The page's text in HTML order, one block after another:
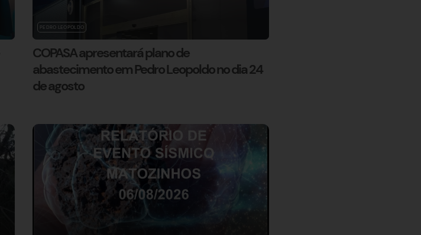
PEDRO LEOPOLDO
COPASA apresentará plano de
abastecimento em Pedro Leopoldo no dia 24
de agosto